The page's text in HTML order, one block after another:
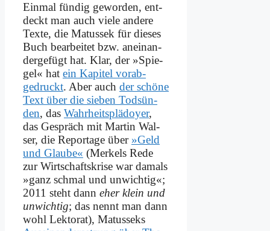
Ein­mal fün­dig ge­wor­den, ent­
deckt man auch vie­le an­de­re
Tex­te, die Ma­tus­sek für die­ses
Buch be­ar­bei­tet bzw. an­ein­an­
der­ge­fügt hat. Klar, der »Spie­
gel« hat ein Ka­pi­tel vorab­
gedruckt. Aber auch der schö­ne
Text über die sie­ben Tod­sün­
den, das Wahrheits­plädoyer,
das Ge­spräch mit Mar­tin Wal­
ser, die Re­por­ta­ge über »Geld
und Glau­be« (Mer­kels Re­de
zur Wirt­schafts­kri­se war da­mals
»ganz schmal und un­wich­tig«;
2011 steht dann eher klein und
un­wich­tig; das nennt man dann
wohl Lek­to­rat), Ma­tus­seks